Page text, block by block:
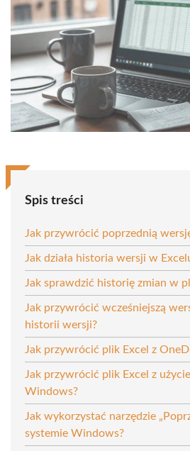
Spis treści
Jak przywrócić poprzednią
Jak działa historia wersji w
Jak sprawdzić historię zmian w
Jak przywrócić wcześniejszą
historii wersji?
Jak przywrócić plik Excel z
Jak przywrócić plik Excel z
Windows?
Jak wykorzystać narzędzie
systemie Windows?